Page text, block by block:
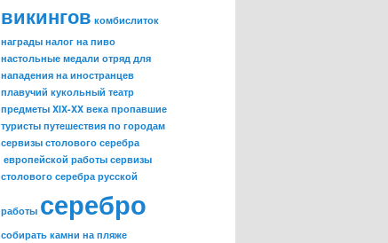
викингов комбислиток
награды налог на пиво
настольные медали отряд для
нападения на иностранцев
плавучий кукольный театр
предметы XIX-XX века пропавшие
туристы путешествия по городам
сервизы столового серебра
европейской работы сервизы
столового серебра русской
работы серебро
собирать камни на пляже